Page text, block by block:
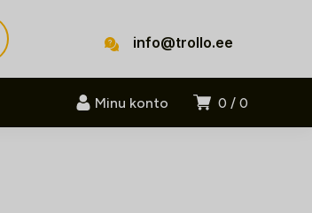
info@trollo.ee
0 0
Minu konto